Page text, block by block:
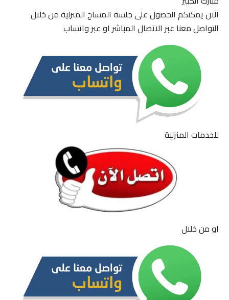
الان يمكنكم الحصول على جلسة المساج المنزلية من خلال
التواصل معنا عبر الاتصال المباشر او عبر واتساب
للخدمات المنزلية
او من خلال